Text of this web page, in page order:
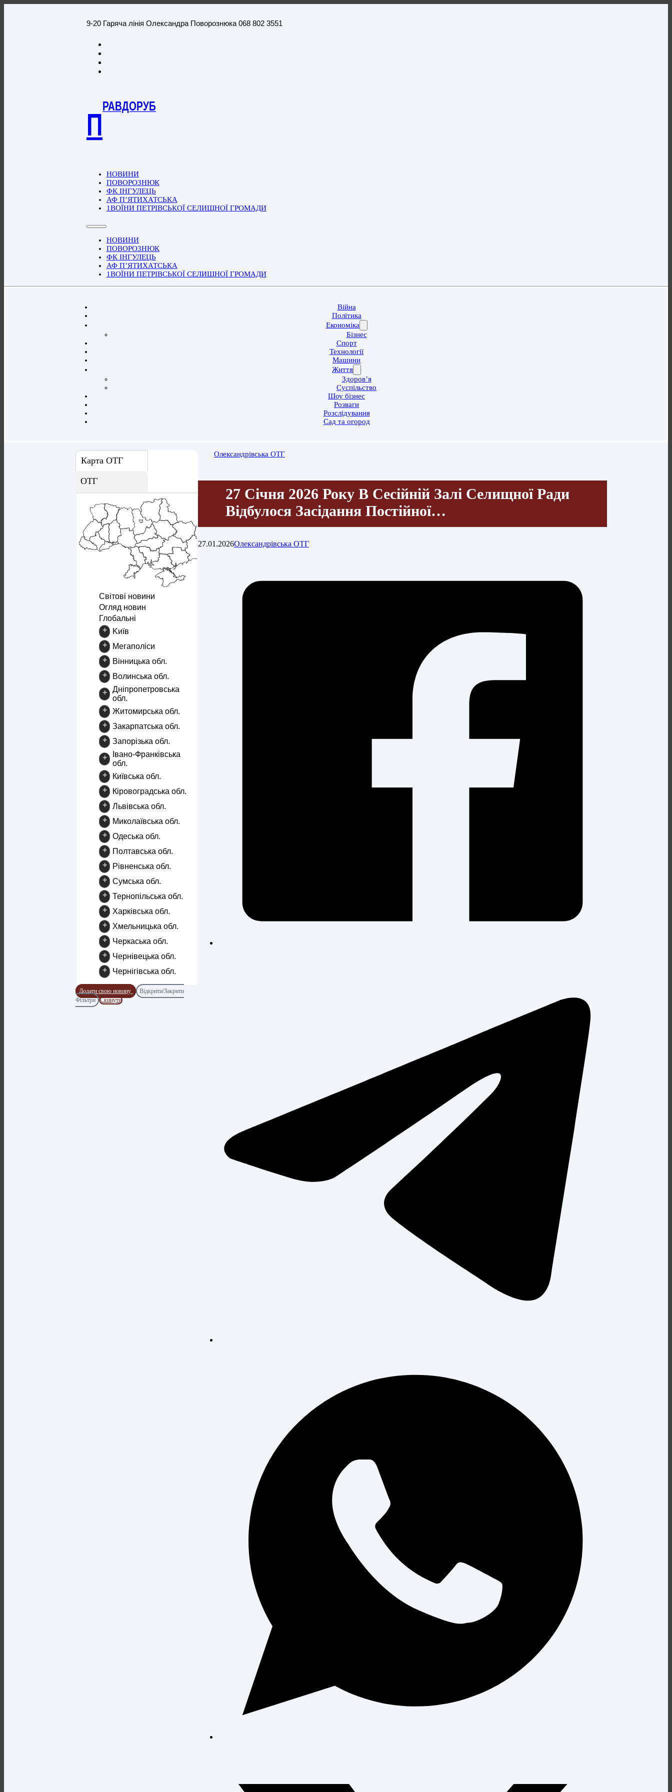
9-20 Гаряча лінія Олександра Поворознюка 068 802 3551
П
РАВДОРУБ
НОВИНИ
ПОВОРОЗНЮК
ФК ІНГУЛЕЦЬ
АФ П’ЯТИХАТСЬКА
1ВОЇНИ ПЕТРІВСЬКОЇ СЕЛИЩНОЇ ГРОМАДИ
НОВИНИ
ПОВОРОЗНЮК
ФК ІНГУЛЕЦЬ
АФ П’ЯТИХАТСЬКА
1ВОЇНИ ПЕТРІВСЬКОЇ СЕЛИЩНОЇ ГРОМАДИ
Війна
Політика
Економіка
Бізнес
Спорт
Технології
Машини
Життя
Здоров’я
Суспільство
Шоу бізнес
Розваги
Розслідування
Сад та огород
Карта ОТГ
ОТГ
Світові новини
Огляд новин
Глобальні
+
Kиїв
+
Mегаполіси
+
Вінницька обл.
+
Волинська обл.
+
Дніпропетровська
обл.
+
Житомирська обл.
+
Закарпатська обл.
+
Запорізька обл.
+
Івано-Франківська
обл.
+
Київська обл.
+
Кіровоградська обл.
+
Львівська обл.
+
Миколаївська обл.
+
Одеська обл.
+
Полтавська обл.
+
Рівненська обл.
+
Сумська обл.
+
Тернопільська обл.
+
Харківська обл.
+
Хмельницька обл.
+
Черкаська обл.
+
Чернівецька обл.
+
Чернігівська обл.
Додати свою новину
Відкрити/Закрити
Фільтри
Скинути
Олександрівська ОТГ
27 Січня 2026 Року В Сесійній Залі Селищної Ради
Відбулося Засідання Постійної…
27.01.2026Олександрівська ОТГ